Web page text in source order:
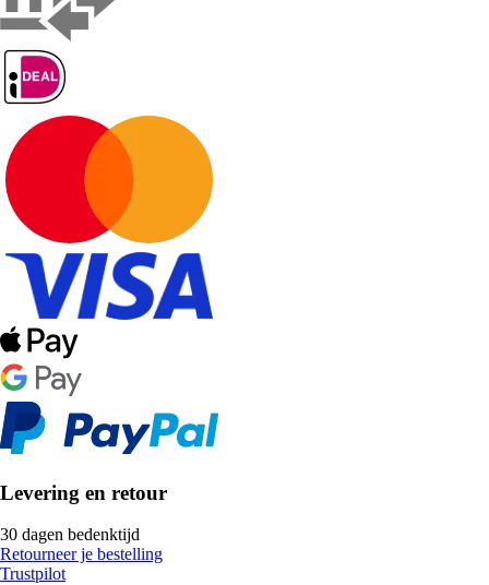
Levering en retour
30 dagen bedenktijd
Retourneer je bestelling
Trustpilot